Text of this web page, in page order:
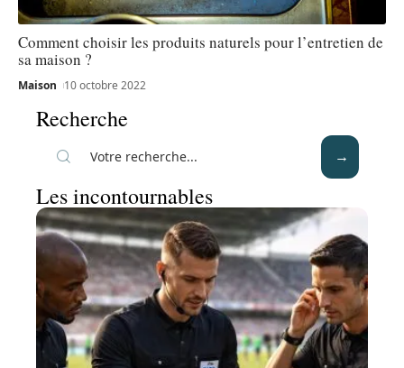
Comment choisir les produits naturels pour l’entretien de
sa maison ?
Maison 10 octobre 2022
Recherche
Les incontournables